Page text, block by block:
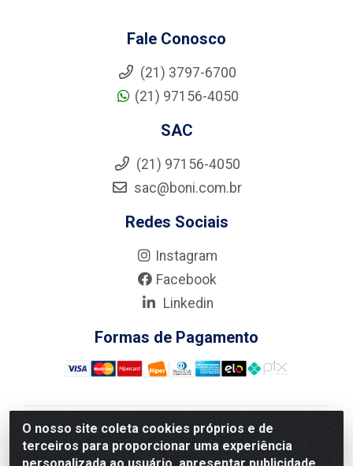
O nosso site coleta cookies próprios e de
terceiros para proporcionar uma experiência
Fale Conosco
(21) 3797-6700
(21) 97156-4050
SAC
(21) 97156-4050
sac@boni.com.br
Redes Sociais
Instagram
Facebook
Linkedin
Formas de Pagamento
Nova Boni Distribuidora de Material de Construção LTDA
- Rua Alice Tibiriçá, 330 - Vila Da Penha, Rio de
Janeiro/RJ - CEP: 21.210-110 - CNPJ: 11.003.135/0001-